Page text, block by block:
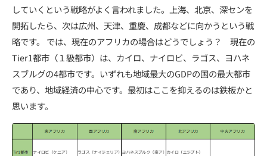
していくという戦略がよく言われました。上海、北京、深センを
開拓したら、次は広州、天津、重慶、成都などに向かうという戦
略です。 では、現在のアフリカの場合はどうでしょう？ 現在の
Tier1都市（１級都市）は、カイロ、ナイロビ、ラゴス、ヨハネ
スブルグの4都市です。いずれも地域最大のGDPの国の最大都市
であり、地域経済の中心です。最初はここを抑えるのは鉄板かと
思います。